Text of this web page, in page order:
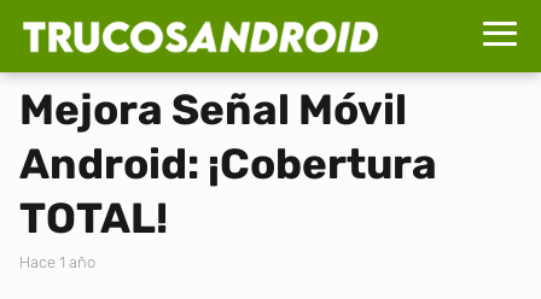
Mejora Señal Móvil
Android: ¡Cobertura
TOTAL!
hace 1 año